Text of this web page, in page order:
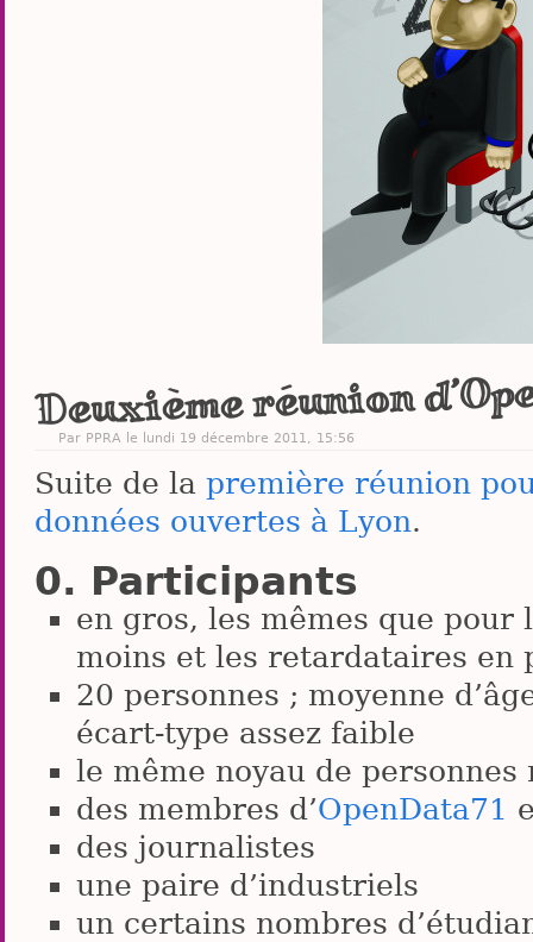
Deuxième réunion
Par PPRA le lundi 19 décembre 2011, 15:56
Suite de la première réunion
données ouvertes à Lyon.
Participants
en gros, les mêmes que
moins et les retardataires en
20 personnes ; moyenne
écart-type assez faible
le même noyau de personnes
des membres d’OpenData71
des journalistes
une paire d’industriels
un certains nombres